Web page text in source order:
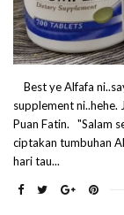
Best ye Alfafa
supplement ni..hehe.
Puan Fatin. "Salam
ciptakan tumbuhan
hari tau...